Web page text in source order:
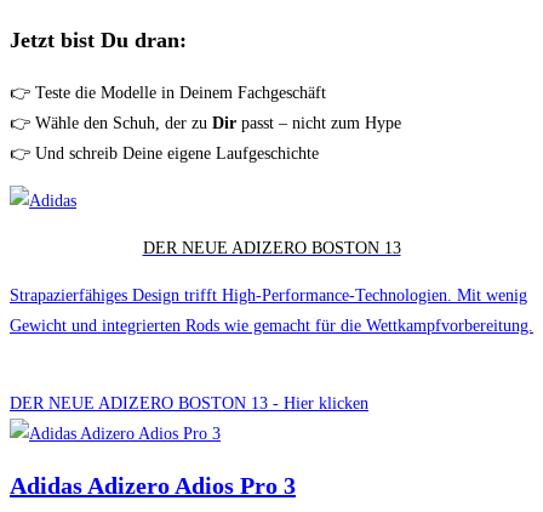
Jetzt bist Du dran:
👉 Teste die Modelle in Deinem Fachgeschäft
👉 Wähle den Schuh, der zu Dir passt – nicht zum Hype
👉 Und schreib Deine eigene Laufgeschichte
DER NEUE ADIZERO BOSTON 13
Strapazierfähiges Design trifft High-Performance-Technologien. Mit wenig
Gewicht und integrierten Rods wie gemacht für die Wettkampfvorbereitung.
DER NEUE ADIZERO BOSTON 13 - Hier klicken
Adidas Adizero Adios Pro 3